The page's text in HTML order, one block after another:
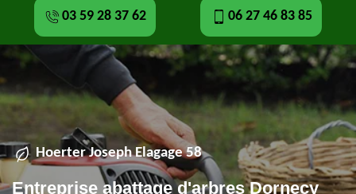
03 59 28 37 62 06 27 46 83 85
Hoerter Joseph Elagage 58
Entreprise abattage d'arbres Dornecy